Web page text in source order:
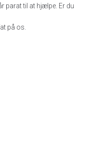
parat til at hjælpe. Er du
på os.